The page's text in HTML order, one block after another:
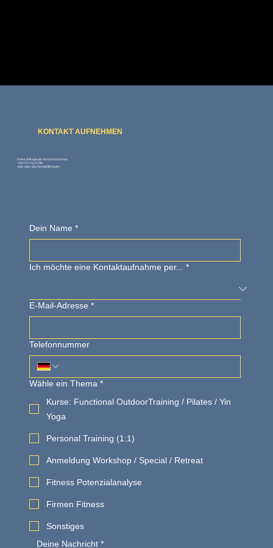
KONTAKT AUFNEHMEN
Deine Anfrage per Kurznachricht an
+49 172-4113798
oder über das Kontaktformular.
Dein Name *
Ich möchte eine Kontaktaufnahme per... *
E-Mail-Adresse *
Telefonnummer
Wähle ein Thema *
Kurse: Functional OutdoorTraining / Pilates / Yin
Yoga
Personal Training (1:1)
Anmeldung Workshop / Special / Retreat
Fitness Potenzialanalyse
Firmen Fitness
Sonstiges